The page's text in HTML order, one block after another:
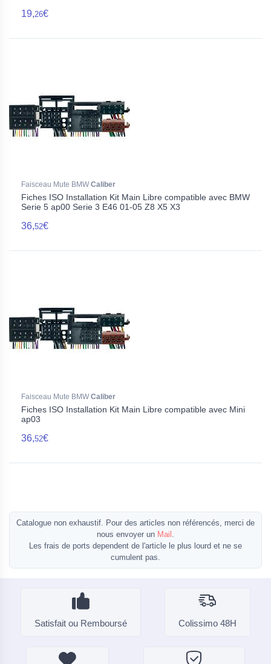
19,26€
Faisceau Mute BMW Caliber
Fiches ISO Installation Kit Main Libre compatible avec BMW
Serie 5 ap00 Serie 3 E46 01-05 Z8 X5 X3
36,52€
Faisceau Mute BMW Caliber
Fiches ISO Installation Kit Main Libre compatible avec Mini
ap03
36,52€
Catalogue non exhaustif. Pour des articles non référencés, merci de
nous envoyer un Mail .
Les frais de ports dependent de l'article le plus lourd et ne se
cumulent pas.
Satisfait ou Remboursé Colissimo 48H